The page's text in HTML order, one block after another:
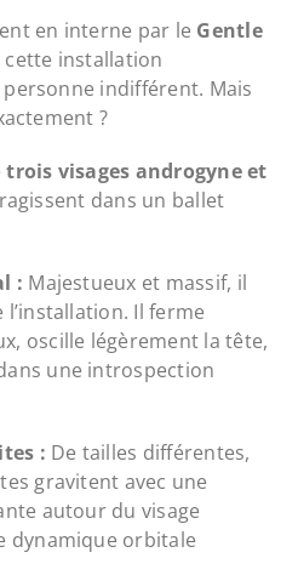
en interne par le Gentle
cette installation
indifférent. Mais
?
trois visages androgyne et
dans un ballet
: Majestueux et massif, il
Il ferme
oscille légèrement la tête,
une introspection
: De tailles différentes,
gravitent avec une
autour du visage
dynamique orbitale